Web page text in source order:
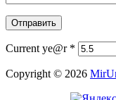
Current ye@r *
Copyright © 2026